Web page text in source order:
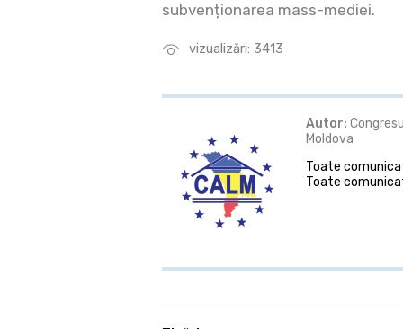
vizualizări: 3413
subvenționarea mass-mediei.
Autor:
Moldova
Toate
Toate